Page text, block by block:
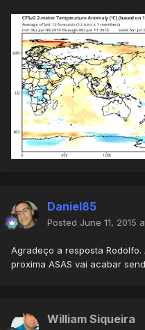
Daniel85
Posted June 11, 2015
Agradeço a resposta
proxima ASAS vai acabar
William Siqueira